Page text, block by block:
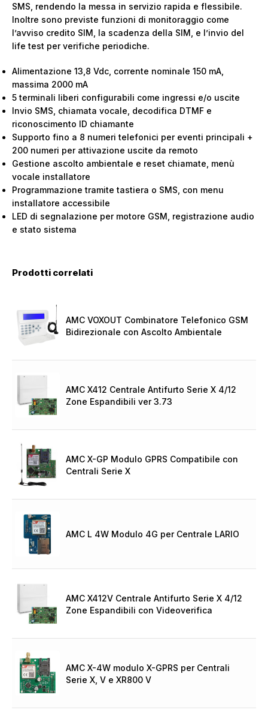
SMS, rendendo la messa in servizio rapida e flessibile.
Inoltre sono previste funzioni di monitoraggio come
l’avviso credito SIM, la scadenza della SIM, e l’invio del
life test per verifiche periodiche.
Alimentazione 13,8 Vdc, corrente nominale 150 mA,
massima 2000 mA
5 terminali liberi configurabili come ingressi e/o uscite
Invio SMS, chiamata vocale, decodifica DTMF e
riconoscimento ID chiamante
Supporto fino a 8 numeri telefonici per eventi principali +
200 numeri per attivazione uscite da remoto
Gestione ascolto ambientale e reset chiamate, menù
vocale installatore
Programmazione tramite tastiera o SMS, con menu
installatore accessibile
LED di segnalazione per motore GSM, registrazione audio
e stato sistema
Prodotti correlati
AMC VOXOUT Combinatore Telefonico GSM
Bidirezionale con Ascolto Ambientale
AMC X412 Centrale Antifurto Serie X 4/12
Zone Espandibili ver 3.73
AMC X-GP Modulo GPRS Compatibile con
Centrali Serie X
AMC L 4W Modulo 4G per Centrale LARIO
AMC X412V Centrale Antifurto Serie X 4/12
Zone Espandibili con Videoverifica
AMC X-4W modulo X-GPRS per Centrali
Serie X, V e XR800 V